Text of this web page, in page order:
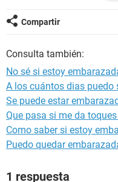
nervios en el estomago
por las pastillas o porque
Compartir
Consulta también:
No sé si estoy
A los cuántos dias puedo
Se puede estar
Que pasa si me da
Como saber si estoy
Puedo quedar
1 respuesta